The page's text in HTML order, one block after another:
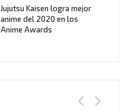
Jujutsu Kaisen logra mejor
anime del 2020 en los
Anime Awards